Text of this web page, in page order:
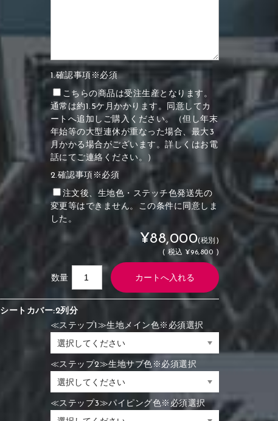
1.確認事項※必須
こちらの商品は受注生産となります。
通常は約1.5ケ月かかります。同意してカ
ートへ追加しご購入ください。（但し年末
年始等の大型連休が重なった場合、最大3
月かかる場合がございます。詳しくはお電
話にてご連絡ください。）
2.確認事項※必須
注文後、生地色・ステッチ色発送先の
変更等はできません。この条件に同意しま
した。
¥88,000(税別)
( 税込 ¥96,800 )
数量
シートカバー:2列分
≪ステップ1≫生地メイン色※必須選択
≪ステップ2≫生地サブ色※必須選択
≪ステップ3≫パイピング色※必須選択